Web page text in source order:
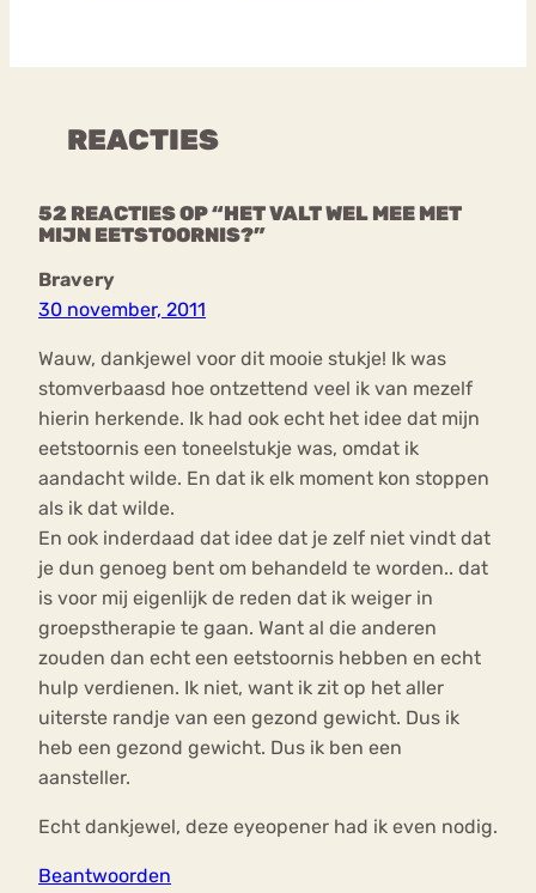
REACTIES
52 REACTIES OP “HET VALT WEL MEE MET
MIJN EETSTOORNIS?”
Bravery
30 november, 2011
Wauw, dankjewel voor dit mooie stukje! Ik was
stomverbaasd hoe ontzettend veel ik van mezelf
hierin herkende. Ik had ook echt het idee dat mijn
eetstoornis een toneelstukje was, omdat ik
aandacht wilde. En dat ik elk moment kon stoppen
als ik dat wilde.
En ook inderdaad dat idee dat je zelf niet vindt dat
je dun genoeg bent om behandeld te worden.. dat
is voor mij eigenlijk de reden dat ik weiger in
groepstherapie te gaan. Want al die anderen
zouden dan echt een eetstoornis hebben en echt
hulp verdienen. Ik niet, want ik zit op het aller
uiterste randje van een gezond gewicht. Dus ik
heb een gezond gewicht. Dus ik ben een
aansteller.
Echt dankjewel, deze eyeopener had ik even nodig.
Beantwoorden